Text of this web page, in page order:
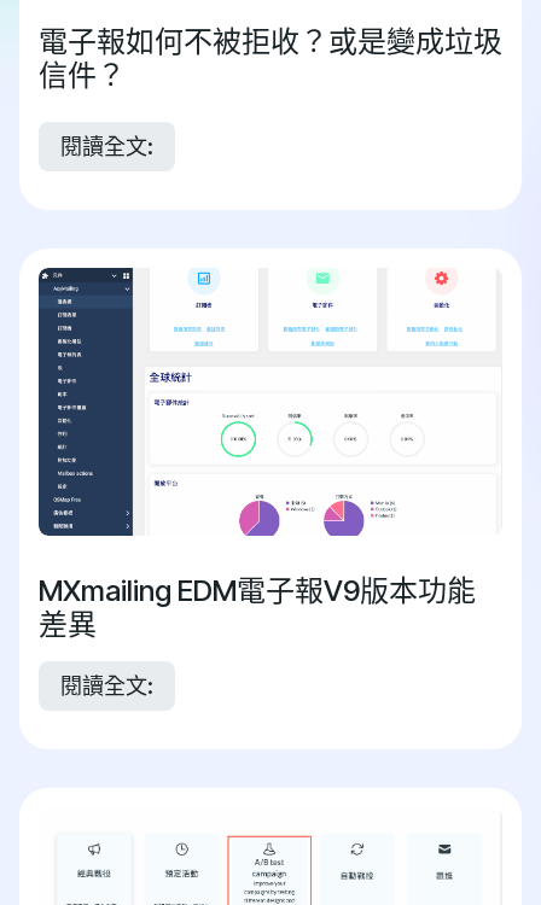
電子報如何不被拒收？或是變成垃圾
信件？
閱讀全文:
MXmailing EDM電子報V9版本功能
差異
閱讀全文: